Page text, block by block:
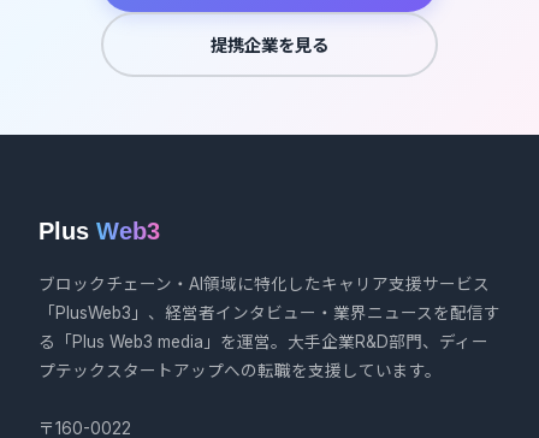
提携企業を見る
Plus Web3
ブロックチェーン・AI領域に特化したキャリア支援サービス
「PlusWeb3」、経営者インタビュー・業界ニュースを配信す
る「Plus Web3 media」を運営。大手企業R&D部門、ディー
プテックスタートアップへの転職を支援しています。
〒160-0022